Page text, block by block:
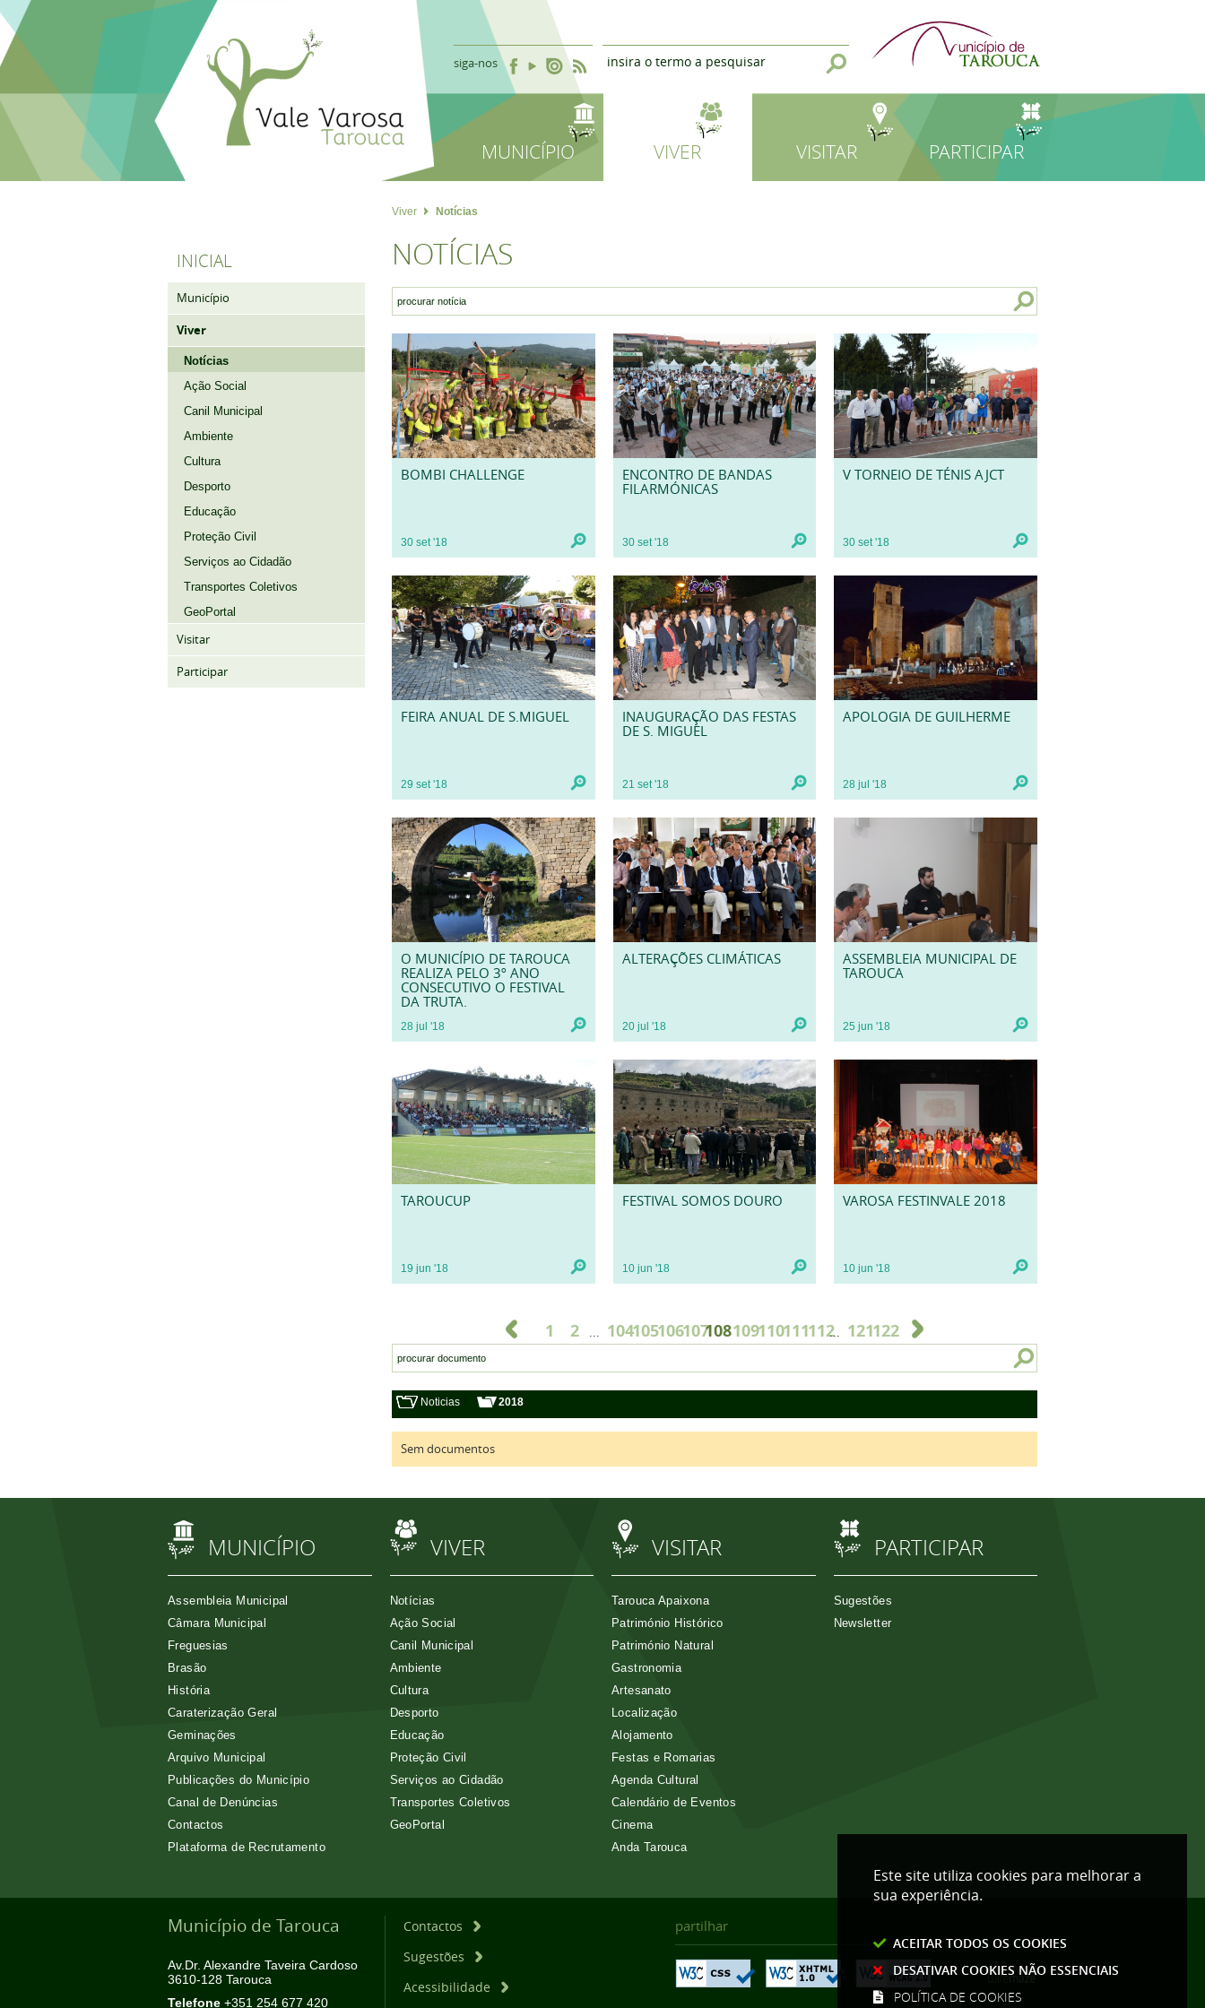
siga-nos
MUNICÍPIO VIVER VISITAR PARTICIPAR
INICIAL
Município
Viver
Notícias
Ação Social
Canil Municipal
Ambiente
Cultura
Desporto
Educação
Proteção Civil
Serviços ao Cidadão
Transportes Coletivos
GeoPortal
Visitar
Participar
Viver Notícias
NOTÍCIAS
BOMBI CHALLENGE
30 set '18
ENCONTRO DE BANDAS
FILARMÓNICAS
30 set '18
V TORNEIO DE TÉNIS AJCT
30 set '18
FEIRA ANUAL DE S.MIGUEL
29 set '18
INAUGURAÇÃO DAS FESTAS
DE S. MIGUEL
21 set '18
APOLOGIA DE GUILHERME
28 jul '18
O MUNICÍPIO DE TAROUCA
REALIZA PELO 3º ANO
CONSECUTIVO O FESTIVAL
DA TRUTA.
28 jul '18
ALTERAÇÕES CLIMÁTICAS
20 jul '18
ASSEMBLEIA MUNICIPAL DE
TAROUCA
25 jun '18
TAROUCUP
19 jun '18
FESTIVAL SOMOS DOURO
10 jun '18
VAROSA FESTINVALE 2018
10 jun '18
1 2 ... 104105106107108109110111112... 121122
Noticias 2018
Sem documentos
MUNICÍPIO
Assembleia Municipal
Câmara Municipal
Freguesias
Brasão
História
Caraterização Geral
Geminações
Arquivo Municipal
Publicações do Município
Canal de Denúncias
Contactos
Plataforma de Recrutamento
VIVER
Notícias
Ação Social
Canil Municipal
Ambiente
Cultura
Desporto
Educação
Proteção Civil
Serviços ao Cidadão
Transportes Coletivos
GeoPortal
VISITAR
Tarouca Apaixona
Património Histórico
Património Natural
Gastronomia
Artesanato
Localização
Alojamento
Festas e Romarias
Agenda Cultural
Calendário de Eventos
Cinema
Anda Tarouca
PARTICIPAR
Sugestões
Newsletter
Município de Tarouca
Av.Dr. Alexandre Taveira Cardoso
3610-128 Tarouca
Telefone +351 254 677 420
Contactos
Sugestões
Acessibilidade
partilhar
Este site utiliza cookies para melhorar a
sua experiência.
ACEITAR TODOS OS COOKIES
DESATIVAR COOKIES NÃO ESSENCIAIS
POLÍTICA DE COOKIES